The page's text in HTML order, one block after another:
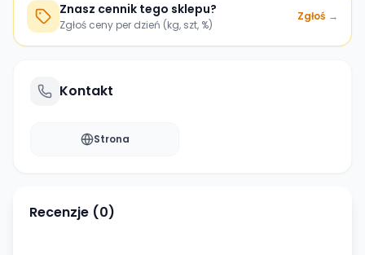
Znasz cennik tego sklepu?
Zgłoś ceny per dzień (kg, szt, %)
Zgłoś →
Kontakt
Strona
Recenzje (0)